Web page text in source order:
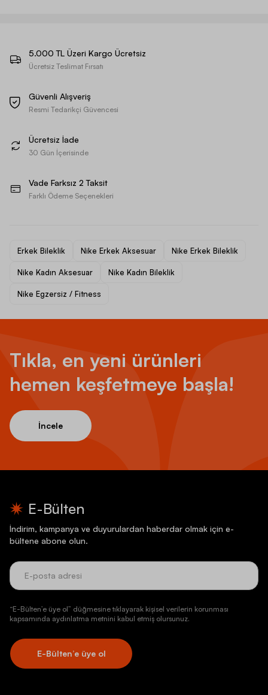
5.000 TL Üzeri Kargo Ücretsiz
Ücretsiz Teslimat Fırsatı
Güvenli Alışveriş
Resmi Tedarikçi Güvencesi
Ücretsiz İade
30 Gün İçerisinde
Vade Farksız 2 Taksit
Farklı Ödeme Seçenekleri
Erkek Bileklik Nike Erkek Aksesuar Nike Erkek Bileklik
Nike Kadın Aksesuar Nike Kadın Bileklik
Nike Egzersiz / Fitness
Tıkla, en yeni ürünleri
hemen keşfetmeye başla!
İncele
E-Bülten
İndirim, kampanya ve duyurulardan haberdar olmak için e-
bültene abone olun.
“E-Bülten’e üye ol” düğmesine tıklayarak kişisel verilerin korunması
kapsamında aydınlatma metnini kabul etmiş olursunuz.
E-Bülten’e üye ol